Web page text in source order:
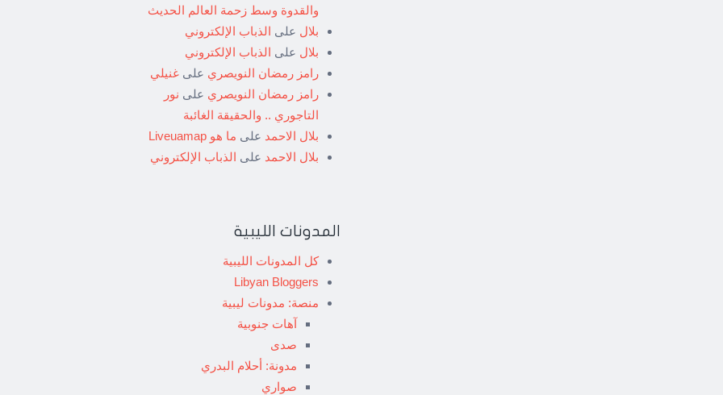
والقدوة وسط زحمة العالم الحديث
بلال على الذباب الإلكتروني
بلال على الذباب الإلكتروني
رامز رمضان النويصري على غنيلي
رامز رمضان النويصري على نور
التاجوري .. والحقيقة الغائبة
بلال الاحمد على ما هو Liveuamap
بلال الاحمد على الذباب الإلكتروني
المدونات الليبية
كل المدونات الليبية
Libyan Bloggers
منصة: مدونات ليبية
آهات جنوبية
صدى
مدونة: أحلام البدري
صواري